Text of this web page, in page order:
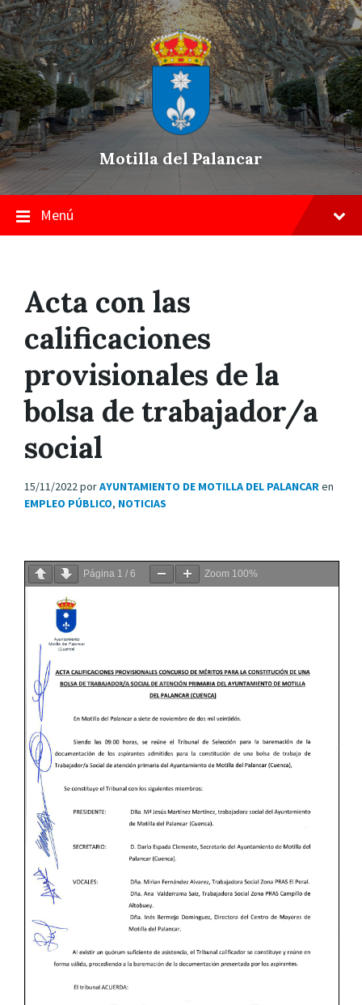
Skip
to
content
Saltar
a
la
navegación
principal
Saltar
a
pie
de
página
Motilla del Palancar
Menú
Acta con las
calificaciones
provisionales de la
bolsa de trabajador/a
social
15/11/2022porAYUNTAMIENTO DE MOTILLA DEL PALANCARen
EMPLEO PÚBLICO, NOTICIAS
Página 1 / 6 Zoom 100%